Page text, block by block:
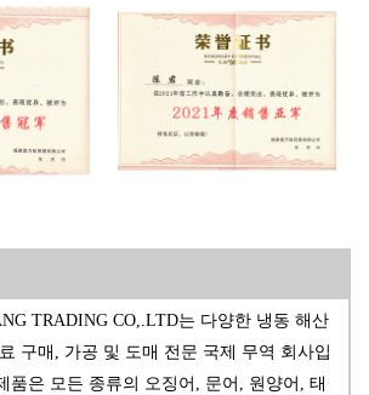
TRADING CO,.LTD는 다양한 냉동 해산
구매, 가공 및 도매 전문 국제 무역 회사입
품은 모든 종류의 오징어, 문어, 원양어, 태